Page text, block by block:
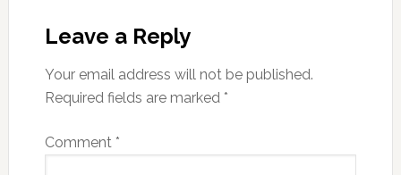
Interactions
Leave a Reply
Your email address will not be published.
Required fields are marked *
Comment *